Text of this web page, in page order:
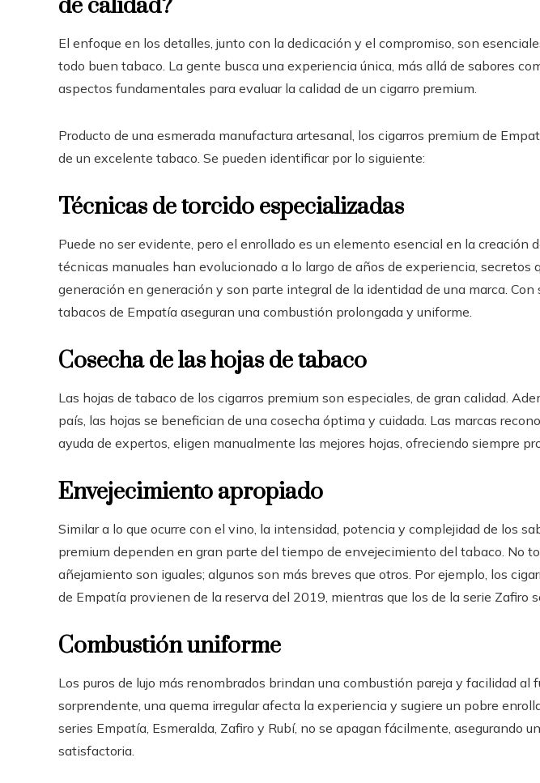
de calidad?
El enfoque en los detalles, junto con la dedicación y el compromiso, son
todo buen tabaco. La gente busca una experiencia única, más allá de sabores
aspectos fundamentales para evaluar la calidad de un cigarro premium.
Producto de una esmerada manufactura artesanal, los cigarros premium de
de un excelente tabaco. Se pueden identificar por lo siguiente:
Técnicas de torcido especializadas
Puede no ser evidente, pero el enrollado es un elemento esencial en la creación
técnicas manuales han evolucionado a lo largo de años de experiencia, secretos
generación en generación y son parte integral de la identidad de una marca. Con
tabacos de Empatía aseguran una combustión prolongada y uniforme.
Cosecha de las hojas de tabaco
Las hojas de tabaco de los cigarros premium son especiales, de gran calidad.
país, las hojas se benefician de una cosecha óptima y cuidada. Las marcas
ayuda de expertos, eligen manualmente las mejores hojas, ofreciendo siempre
Envejecimiento apropiado
Similar a lo que ocurre con el vino, la intensidad, potencia y complejidad de los
premium dependen en gran parte del tiempo de envejecimiento del tabaco. No
añejamiento son iguales; algunos son más breves que otros. Por ejemplo, los
de Empatía provienen de la reserva del 2019, mientras que los de la serie Zafiro
Combustión uniforme
Los puros de lujo más renombrados brindan una combustión pareja y facilidad al
sorprendente, una quema irregular afecta la experiencia y sugiere un pobre
series Empatía, Esmeralda, Zafiro y Rubí, no se apagan fácilmente, asegurando
satisfactoria.